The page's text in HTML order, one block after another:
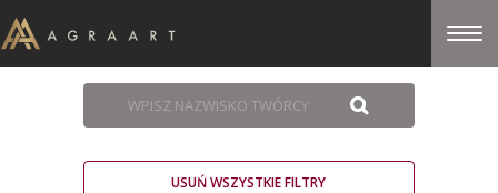
USUŃ WSZYSTKIE FILTRY